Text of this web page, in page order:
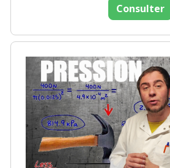
Consulter